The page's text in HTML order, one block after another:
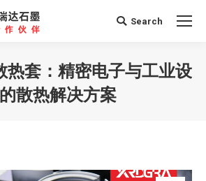
Search:
Search
热套：精密电子与工业设
散热解决方案